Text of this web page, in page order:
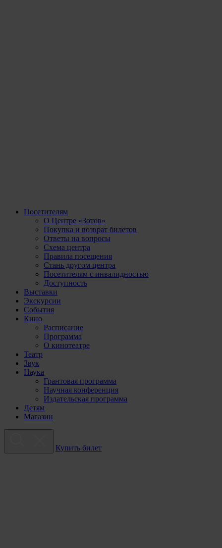
Посетителям
О Центре «Зотов»
Покупка и возврат билетов
Ответы на вопросы
Схема центра
Правила посещения
Стань другом центра
Посетителям с инвалидностью
Доступность
Выставки
Экскурсии
События
Кино
Расписание
Программа
О кинотеатре
Театр
Звук
Наука
Грантовая программа
Научная конференция
Издательская программа
Детям
Магазин
Купить билет